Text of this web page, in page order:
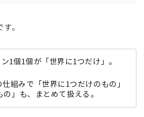
。
1個1個が「世界に1つだけ」。
仕組みで「世界に1つだけのもの」
」も、まとめて扱える。